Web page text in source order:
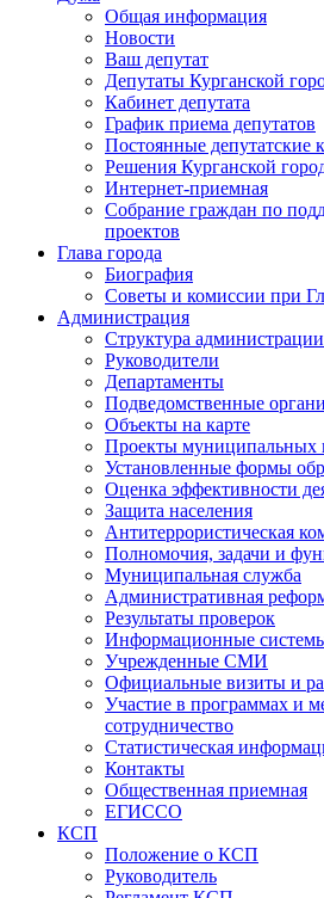
Общая информация
Новости
Ваш депутат
Депутаты Курганской
Кабинет депутата
График приема депутатов
Постоянные депутатские
Решения Курганской
Интернет-приемная
Собрание граждан по
проектов
Глава города
Биография
Советы и комиссии при
Администрация
Структура
Руководители
Департаменты
Подведомственные
Объекты на карте
Проекты муниципальных
Установленные формы
Оценка эффективности
Защита населения
Антитеррористическая
Полномочия, задачи и
Муниципальная служба
Административная
Результаты проверок
Информационные
Учрежденные СМИ
Официальные визиты и
Участие в программах и
сотрудничество
Статистическая
Контакты
Общественная приемная
ЕГИССО
КСП
Положение о КСП
Руководитель